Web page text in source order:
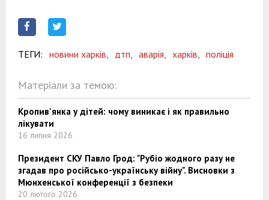
ТЕГИ: новини харків, дтп, аварія, харків, поліція
Матеріали за темою:
Кропив'янка у дітей: чому виникає і як правильно
лікувати
16 липня 2026
Президент СКУ Павло Грод: "Рубіо жодного разу не
згадав про російсько-українську війну". Висновки з
Мюнхенської конференції з безпеки
20 лютого 2026